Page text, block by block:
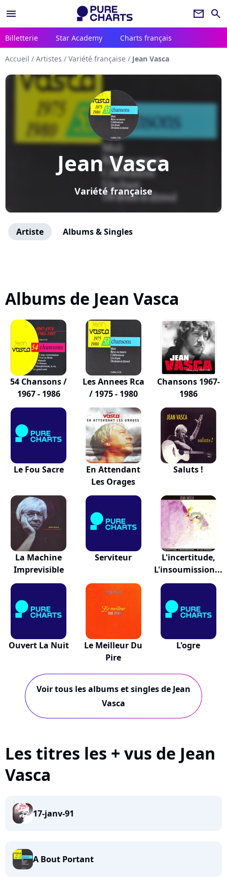
menu newsletter search
Billetterie Star Academy Charts français
Accueil / Artistes / Variété française / Jean Vasca
Jean Vasca
Variété française
Artiste Albums & Singles
Albums de Jean Vasca
54 Chansons /
1967 - 1986
Les Annees Rca
/ 1975 - 1980
Chansons 1967-
1986
Le Fou Sacre
En Attendant
Les Orages
Saluts !
La Machine
Imprevisible
Serviteur
L'incertitude,
L'insoumission...
Ouvert La Nuit
Le Meilleur Du
Pire
L'ogre
Voir tous les albums et singles de Jean
Vasca
Les titres les + vus de Jean
Vasca
17-janv-91
A Bout Portant